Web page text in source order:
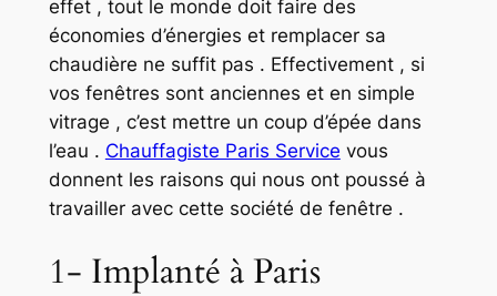
effet , tout le monde doit faire des
économies d’énergies et remplacer sa
chaudière ne suffit pas . Effectivement , si
vos fenêtres sont anciennes et en simple
vitrage , c’est mettre un coup d’épée dans
l’eau . Chauffagiste Paris Service vous
donnent les raisons qui nous ont poussé à
travailler avec cette société de fenêtre .
1- Implanté à Paris